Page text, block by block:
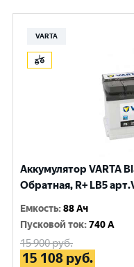
VARTA
Аккумулятор VARTA
Обратная, R+ LB5
Емкость:88 Ач
Пусковой ток:740 A
15 900руб.
15 108 руб.